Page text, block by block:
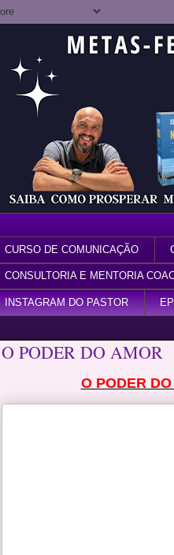
CURSO DE COMUNICAÇÃO
CONSULTORIA E MENTORIA
INSTAGRAM DO PASTOR
O PODER DO AMOR
O PODER